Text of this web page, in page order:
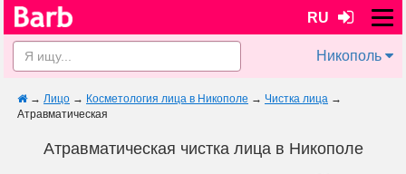
RU
Никополь
→ Лицо → Косметология лица в Никополе → Чистка лица →
Атравматическая
Атравматическая чистка лица в Никополе